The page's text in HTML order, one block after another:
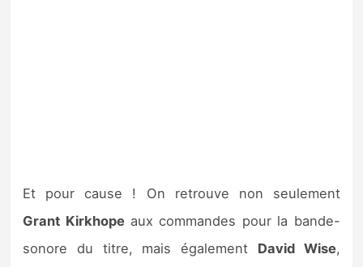
Et pour cause ! On retrouve non seulement
Grant Kirkhopeaux commandes pour la bande-
sonore du titre, mais également David Wise,